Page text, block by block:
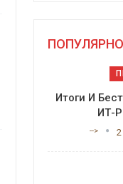
ПОПУЛЯРНО
Итоги И
ИТ-
-->